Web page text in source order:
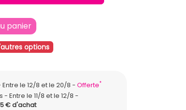
panier
options
Entre le 12/8 et le 20/8 Offerte*
Entre le 11/8 et le 12/8
€ d'achat